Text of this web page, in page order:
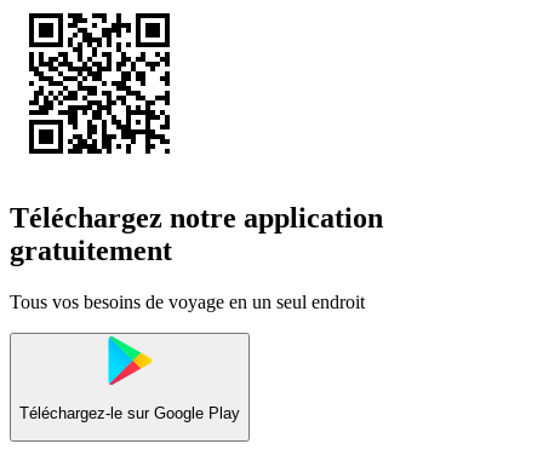
Téléchargez notre application
gratuitement
Tous vos besoins de voyage en un seul endroit
Téléchargez-le sur Google Play